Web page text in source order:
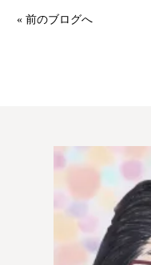
« 前のブログへ